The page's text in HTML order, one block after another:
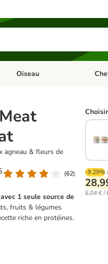
& Co
Dérouler les catégories: Poisson
Oiseau
agneau & fleurs de
(62)
avec 1 seule source de
fruits & légumes
riche en protéines.
-9.29%
6,04 € /